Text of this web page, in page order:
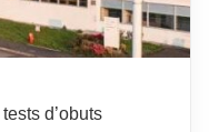
d’obuts